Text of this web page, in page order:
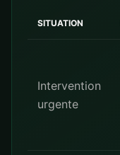
SITUATION
Intervention
urgente